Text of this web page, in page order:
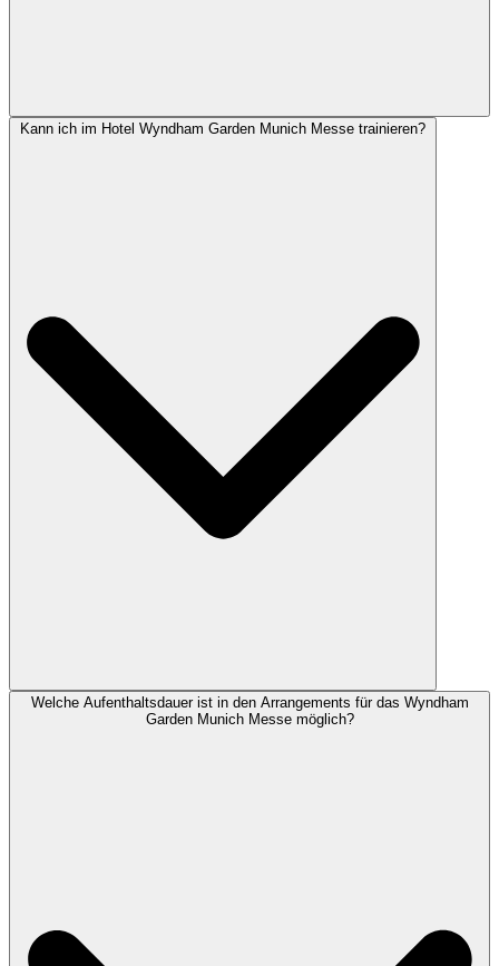
Kann ich im Hotel Wyndham Garden Munich Messe trainieren?
Welche Aufenthaltsdauer ist in den Arrangements für das Wyndham
Garden Munich Messe möglich?